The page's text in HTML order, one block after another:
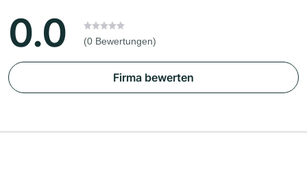
0.0 (0 Bewertungen)
Firma bewerten